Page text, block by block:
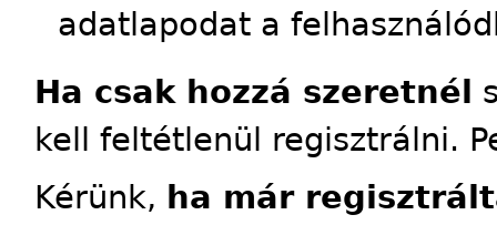
adatlapodat a
Ha csak hozzá szeretnél
kell feltétlenül regisztrálni.
Kérünk, ha már